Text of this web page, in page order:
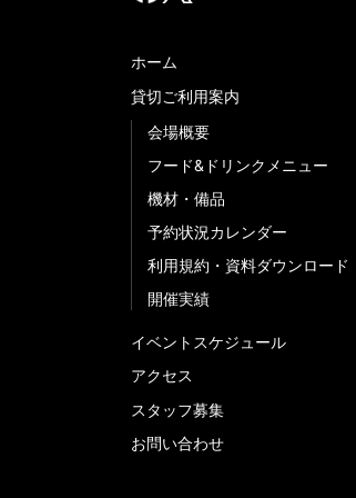
ホーム
貸切ご利用案内
会場概要
フード&ドリンクメニュー
機材・備品
予約状況カレンダー
利用規約・資料ダウンロード
開催実績
イベントスケジュール
アクセス
スタッフ募集
お問い合わせ